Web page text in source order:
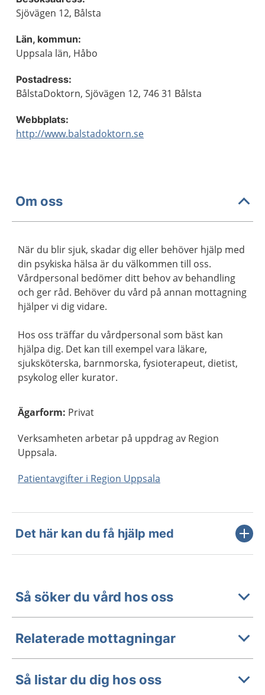
Sjövägen 12, Bålsta
Län, kommun:
Uppsala län, Håbo
Postadress:
BålstaDoktorn, Sjövägen 12, 746 31 Bålsta
Webbplats:
http://www.balstadoktorn.se
Om oss
När du blir sjuk, skadar dig eller behöver hjälp med
din psykiska hälsa är du välkommen till oss.
Vårdpersonal bedömer ditt behov av behandling
och ger råd. Behöver du vård på annan mottagning
hjälper vi dig vidare.
Hos oss träffar du vårdpersonal som bäst kan
hjälpa dig. Det kan till exempel vara läkare,
sjuksköterska, barnmorska, fysioterapeut, dietist,
psykolog eller kurator.
Ägarform: Privat
Verksamheten arbetar på uppdrag av Region
Uppsala.
Patientavgifter i Region Uppsala
Det här kan du få hjälp med
Så söker du vård hos oss
Relaterade mottagningar
Så listar du dig hos oss